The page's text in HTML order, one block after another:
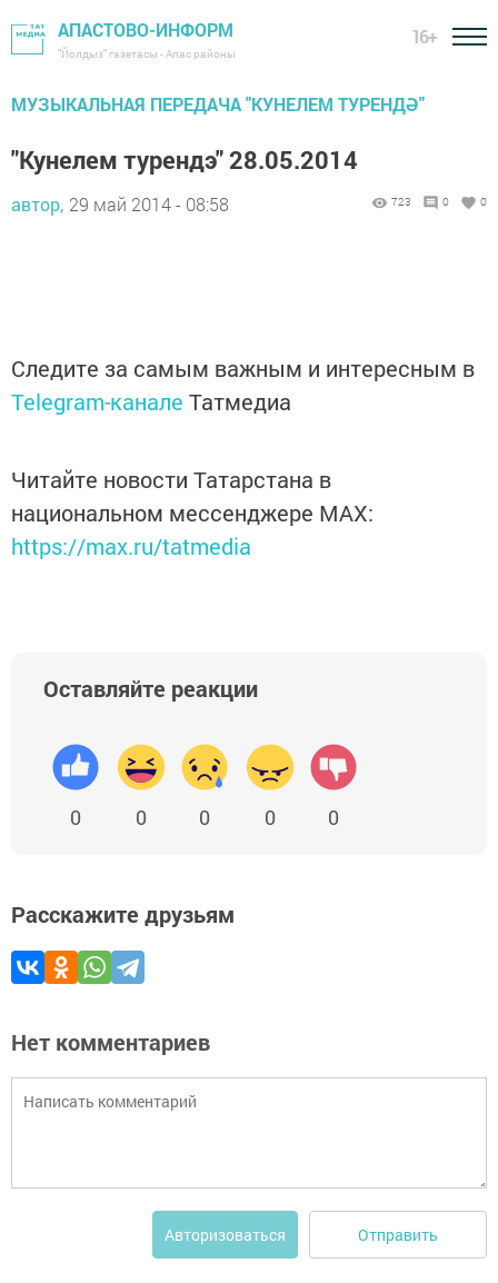
АПАСТОВО-ИНФОРМ
"Йолдыз" газетасы - Апас районы
16+
МУЗЫКАЛЬНАЯ ПЕРЕДАЧА "КУНЕЛЕМ ТУРЕНДӘ"
"Кунелем турендэ" 28.05.2014
автор, 29 май 2014 - 08:58 723 0 0
Следите за самым важным и интересным в
Telegram-канале Татмедиа
Читайте новости Татарстана в
национальном мессенджере MАХ:
https://max.ru/tatmedia
Оставляйте реакции
0 0 0 0 0
Расскажите друзьям
Нет комментариев
Авторизоваться Отправить